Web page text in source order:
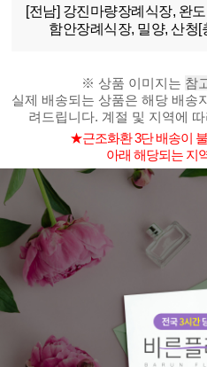
[전남] 강진마량장례식장, 완도
함안장례식장, 밀양, 산청[
※ 상품 이미지는 참
실제 배송되는 상품은 해당 배송
려드립니다. 계절 및 지역에
★근조화환 3단 배송이
아래 해당되는 지